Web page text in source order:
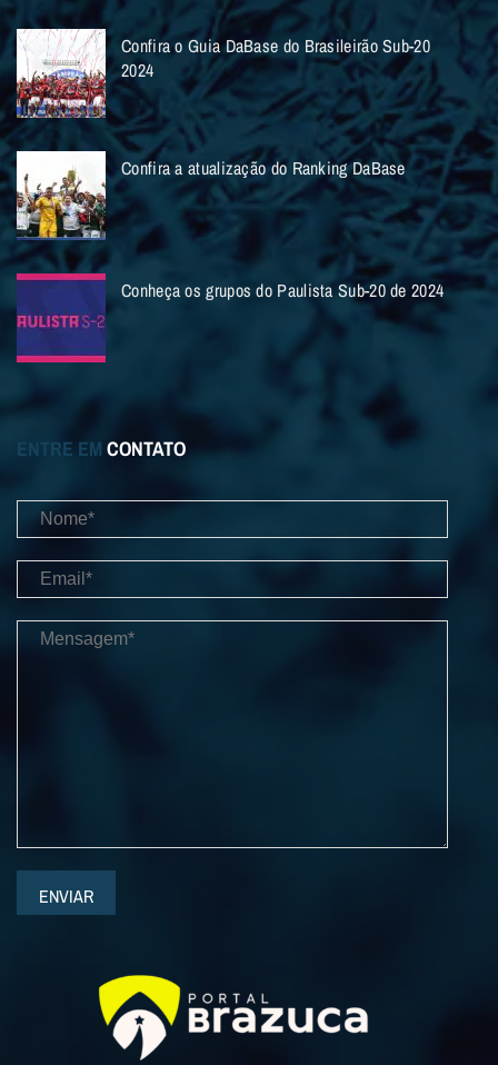
Confira o Guia DaBase do Brasileirão Sub-20
2024
Confira a atualização do Ranking DaBase
Conheça os grupos do Paulista Sub-20 de 2024
ENTRE EM CONTATO
ENVIAR